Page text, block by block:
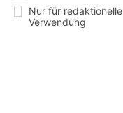
Nur für redaktionelle
Verwendung